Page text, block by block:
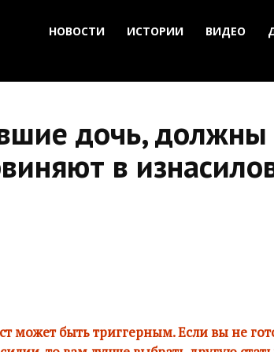
НОВОСТИ ИСТОРИИ ВИДЕО
дочь,
в
может быть триггерным. Если вы не